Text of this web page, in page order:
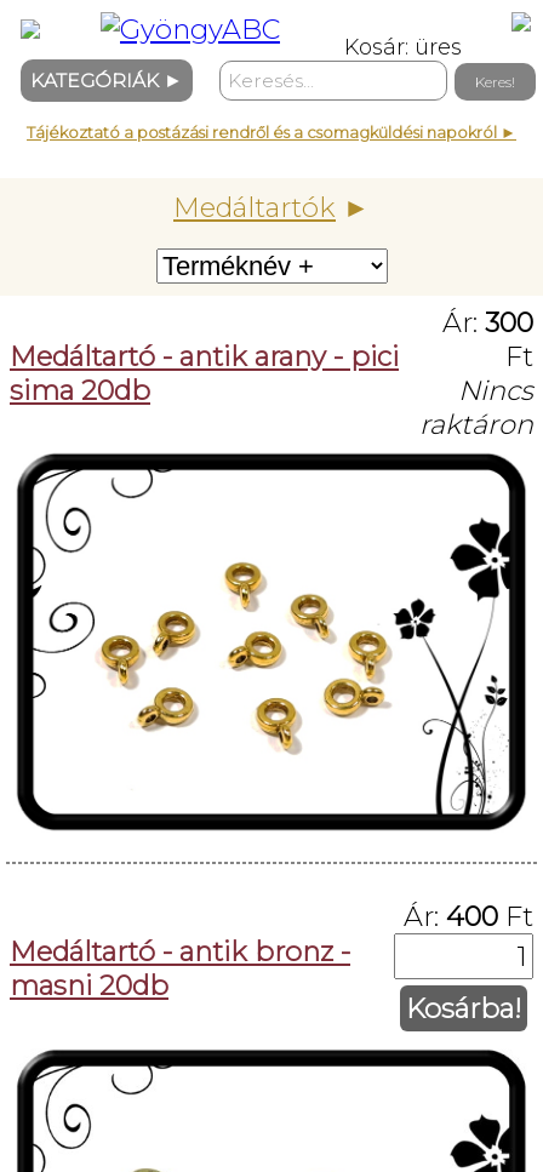
Kosár: üres
KATEGÓRIÁK►
Tájékoztató a postázási rendről és a csomagküldési napokról ►
Medáltartók ►
Medáltartó - antik arany - pici
sima 20db
Ár: 300
Ft
Nincs
raktáron
Medáltartó - antik bronz -
masni 20db
Ár: 400 Ft
Kosárba!